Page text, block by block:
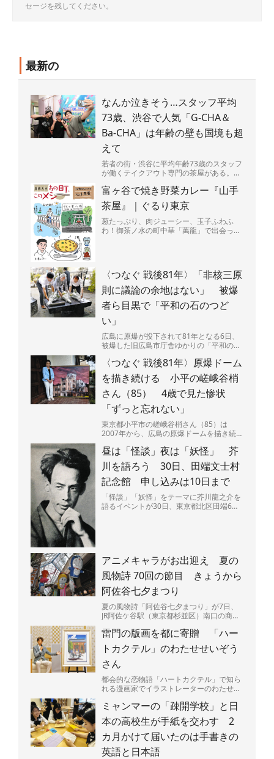
セージを残してください。
最新の
なんか泣きそう…スタッフ平均
73歳、渋谷で人気「G-CHA＆
Ba-CHA」は年齢の壁も国境も超
えて
若者の街・渋谷に平均年齢73歳のスタッフ
が働くテイクアウト専門の茶屋がある。
バーチャ）...
富ヶ谷で焼き野菜カレー『山手
茶屋』｜ぐるり東京
葱たっぷり、肉ジューシー、玉子ふわふ
わ！御茶ノ水の町中華「萬龍」で出会っ
〈つなぐ 戦後81年〉「非核三原
則に議論の余地はない」 被爆
者ら目黒で「平和の石のつど
い」
広島に原爆が投下されて81年となる6日、
被爆した旧広島市庁舎ゆかりの「平和の
ぜんとなかよし公園（...
〈つなぐ 戦後81年〉原爆ドーム
を描き続ける 小平の嵯峨谷梢
さん（85） 4歳で見た惨状
「ずっと忘れない」
東京都小平市の嵯峨谷梢さん（85）は
2007年から、広島の原爆ドームを描き続け
原爆投下直後の広島...
昼は「怪談」夜は「妖怪」 芥
川を語ろう 30日、田端文士村
記念館 申し込みは10日まで
「怪談」「妖怪」をテーマに芥川龍之介を
語るイベントが30日、東京都北区田端6の
アニメキャラがお出迎え 夏の
風物詩 70回の節目 きょうから
阿佐谷七夕まつり
夏の風物詩「阿佐谷七夕まつり」が7日、
JR阿佐ケ谷駅（東京都杉並区）南口の商店
る。今年で70回目の...
雷門の版画を都に寄贈 「ハー
トカクテル」のわたせせいぞう
さん
都会的な恋物語「ハートカクテル」で知ら
れる漫画家でイラストレーターのわたせせ
雷門を描いた版画「...
ミャンマーの「疎開学校」と日
本の高校生が手紙を交わす 2
カ月かけて届いたのは手書きの
英語と日本語